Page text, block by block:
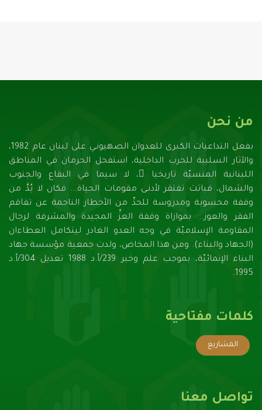
من نحن
بفعل التداعيات الكبرى للعدوان الصهيونـي على لبنان عام 1982،
والآثار السلبية للحرب الداخلية، استفحل الحرمان في المناطق
اللبنانية المنسيّة تاريخيا ً، لا سيما في البقاع والجنوب
والشمال، فباتت تفتقر لأدنـى مقومات الحياة... فكان لا بُدَّ من
وقفة محسوبة ومدروسة للحدِّ من الأخطار الناجمة عن تفاقم
الفقر والعوز... بموازاة وقفة العزِّ المجيدة والمشرفة لرجال
المقاومة الإسلاميّة في وجه العدو الغادر ليتكامل العطاءان
(الجهاد والبناء). ومن هذا المخاض، ولدت جمعية مؤسسة جهاد
البناء الإنمائيّة، بموجب علم وخبر 239/أ.د 1988 تعديل 304/أ.د
1995.
كلمات مفتاحية
المشاريع
تواصل معنا